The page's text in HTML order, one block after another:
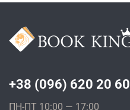
+38 (096) 620 20 60
ПН-ПТ 10:00 — 17:00